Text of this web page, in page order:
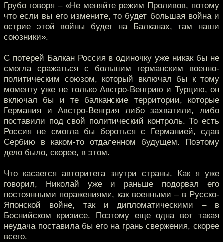
Грубо говоря – «Не меняйте режим Проливов, потому
что если вы его измените, то будет большая война и
острие этой войны будет на Балканах, там наши
союзники».
С потерей Балкан Россия в одиночку уже никак бы не
смогла сражаться с большим германским военно-
политическим союзом, который включал бы к тому
моменту уже не только Австро-Венгрию и Турцию, он
включал бы и те балканские территории, которые
Германия и Австро-Венгрия либо захватили, либо
поставили под свой политический контроль. То есть
Россия не смогла бы бороться с Германией, сдав
Сербию в каком-то отдаленном будущем. Поэтому
дело было, скорее, в этом.
Что касается авторитета внутри страны. Как я уже
говорил, Николай уже и раньше подорвал его
постоянными поражениями, как военными – в Русско-
Японской войне, так и дипломатическими – в
Боснийском кризисе. Поэтому еще одна вот такая
неудача поставила бы его на грань свержения, скорее
всего.